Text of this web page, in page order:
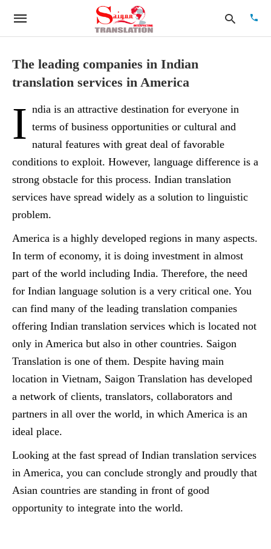
The leading companies in Indian
translation services in America
I ndia is an attractive destination for everyone in
terms of business opportunities or cultural and
natural features with great deal of favorable
conditions to exploit. However, language difference is a
strong obstacle for this process. Indian translation
services have spread widely as a solution to linguistic
problem.
America is a highly developed regions in many aspects.
In term of economy, it is doing investment in almost
part of the world including India. Therefore, the need
for Indian language solution is a very critical one. You
can find many of the leading translation companies
offering Indian translation services which is located not
only in America but also in other countries. Saigon
Translation is one of them. Despite having main
location in Vietnam, Saigon Translation has developed
a network of clients, translators, collaborators and
partners in all over the world, in which America is an
ideal place.
Looking at the fast spread of Indian translation services
in America, you can conclude strongly and proudly that
Asian countries are standing in front of good
opportunity to integrate into the world.